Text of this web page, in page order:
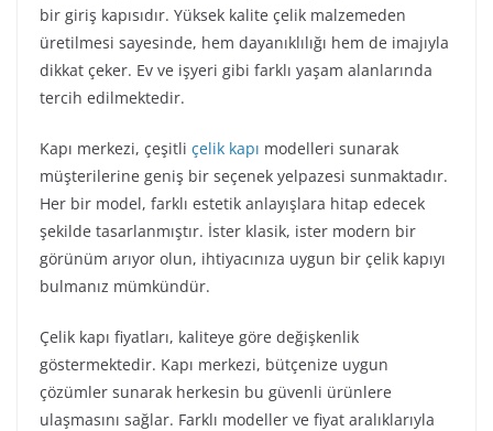
bir giriş kapısıdır. Yüksek kalite çelik malzemeden
üretilmesi sayesinde, hem dayanıklılığı hem de imajıyla
dikkat çeker. Ev ve işyeri gibi farklı yaşam alanlarında
tercih edilmektedir.
Kapı merkezi, çeşitli çelik kapı modelleri sunarak
müşterilerine geniş bir seçenek yelpazesi sunmaktadır.
Her bir model, farklı estetik anlayışlara hitap edecek
şekilde tasarlanmıştır. İster klasik, ister modern bir
görünüm arıyor olun, ihtiyacınıza uygun bir çelik kapıyı
bulmanız mümkündür.
Çelik kapı fiyatları, kaliteye göre değişkenlik
göstermektedir. Kapı merkezi, bütçenize uygun
çözümler sunarak herkesin bu güvenli ürünlere
ulaşmasını sağlar. Farklı modeller ve fiyat aralıklarıyla